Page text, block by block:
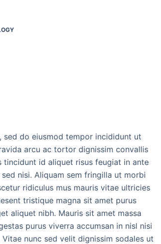
do eiusmod tempor incididunt ut
arcu ac tortor dignissim convallis
tincidunt id aliquet risus feugiat in ante
nisi. Aliquam sem fringilla ut morbi
ridiculus mus mauris vitae ultricies
tristique magna sit amet purus
aliquet nibh. Mauris sit amet massa
purus viverra accumsan in nisl nisi
nunc sed velit dignissim sodales ut